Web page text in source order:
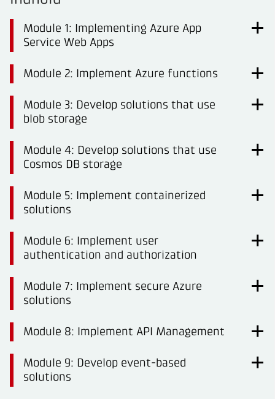
Module 1: Implementing Azure App
Service Web Apps
Module 2: Implement Azure functions
Module 3: Develop solutions that use
blob storage
Module 4: Develop solutions that use
Cosmos DB storage
Module 5: Implement containerized
solutions
Module 6: Implement user
authentication and authorization
Module 7: Implement secure Azure
solutions
Module 8: Implement API Management
Module 9: Develop event-based
solutions